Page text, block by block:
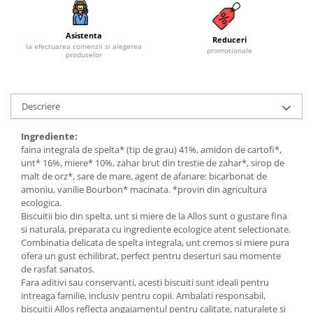
Indulcitori bio
Inghetata bio si decoratiuni
Masline bio si antipasti
Antipasti bio
Masline bio
Pesto bio
Musli si terci
Fulgi din cereale bio
Musli bio
Terci bio
Orez bio si leguminoase
Legume bio
Legume bio in conserva
Orez bio
Asistenta
la efectuarea comenzii si alegerea
produselor
Reduceri
promotionale
Descriere
Ingrediente:
faina integrala de spelta* (tip de grau) 41%, amidon de cartofi*,
unt* 16%, miere* 10%, zahar brut din trestie de zahar*, sirop de
malt de orz*, sare de mare, agent de afanare: bicarbonat de
amoniu, vanilie Bourbon* macinata. *provin din agricultura
ecologica.
Biscuitii bio din spelta, unt si miere de la Allos sunt o gustare fina
si naturala, preparata cu ingrediente ecologice atent selectionate.
Combinatia delicata de spelta integrala, unt cremos si miere pura
ofera un gust echilibrat, perfect pentru deserturi sau momente
de rasfat sanatos.
Fara aditivi sau conservanti, acesti biscuiti sunt ideali pentru
intreaga familie, inclusiv pentru copii. Ambalati responsabil,
biscuitii Allos reflecta angajamentul pentru calitate, naturalete si